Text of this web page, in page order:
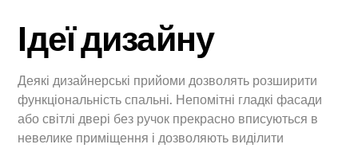
Ідеї дизайну
Деякі дизайнерські прийоми дозволять розширити
функціональність спальні. Непомітні гладкі фасади
або світлі двері без ручок прекрасно вписуються в
невелике приміщення і дозволяють виділити